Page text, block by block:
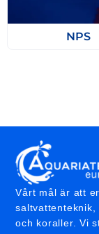
NPS
Vårt mål är att
och koraller. Vi